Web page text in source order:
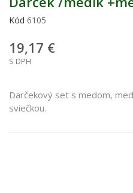
Kód 6105
19,17 €
S DPH
Darčekový set s medom,
sviečkou.